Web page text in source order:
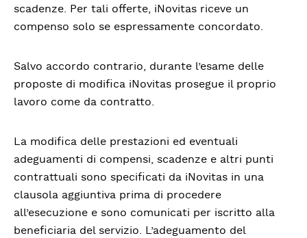
scadenze. Per tali offerte, iNovitas riceve un
compenso solo se espressamente concordato.
Salvo accordo contrario, durante l’esame delle
proposte di modifica iNovitas prosegue il proprio
lavoro come da contratto.
La modifica delle prestazioni ed eventuali
adeguamenti di compensi, scadenze e altri punti
contrattuali sono specificati da iNovitas in una
clausola aggiuntiva prima di procedere
all’esecuzione e sono comunicati per iscritto alla
beneficiaria del servizio. L’adeguamento del